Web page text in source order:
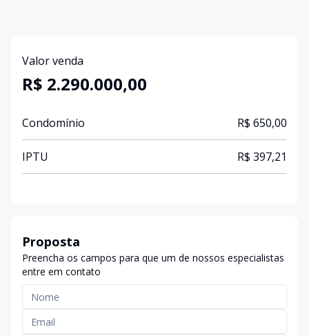
Valor venda
R$ 2.290.000,00
Condomínio R$ 650,00
IPTU R$ 397,21
Proposta
Preencha os campos para que um de nossos especialistas
entre em contato